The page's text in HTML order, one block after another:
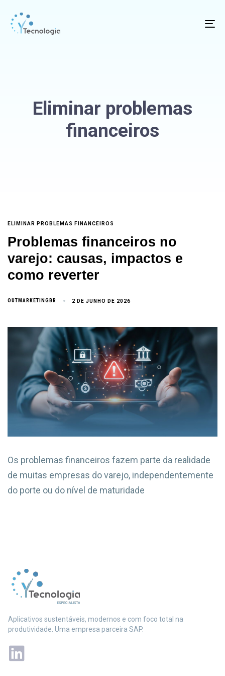
Eliminar problemas
financeiros
ELIMINAR PROBLEMAS FINANCEIROS
Problemas financeiros no
varejo: causas, impactos e
como reverter
OUTMARKETINGBR 2 DE JUNHO DE 2026
Os problemas financeiros fazem parte da realidade
de muitas empresas do varejo, independentemente
do porte ou do nível de maturidade
Aplicativos sustentáveis, modernos e com foco total na
produtividade. Uma empresa parceira SAP.